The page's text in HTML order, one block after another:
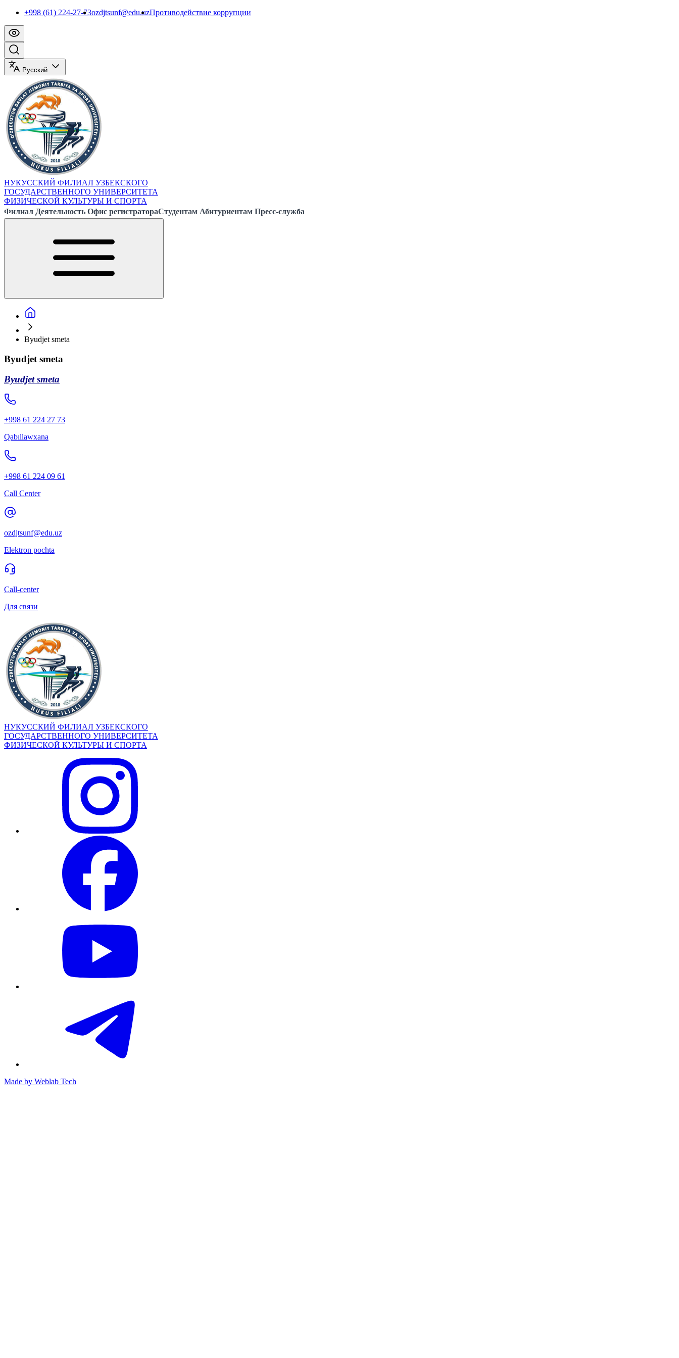
+998 (61) 224-27-73ozdjtsunf@edu.uzПротиводействие коррупции
Русский
НУКУССКИЙ ФИЛИАЛ УЗБЕКСКОГО
ГОСУДАРСТВЕННОГО УНИВЕРСИТЕТА
ФИЗИЧЕСКОЙ КУЛЬТУРЫ И СПОРТА
Филиал Деятельность Офис регистратораСтудентам Абитуриентам Пресс-служба
Byudjet smeta
Byudjet smeta
Byudjet smeta
+998 61 224 27 73
Qabıllawxana
+998 61 224 09 61
Call Center
ozdjtsunf@edu.uz
Elektron pochta
Call-center
Для связи
НУКУССКИЙ ФИЛИАЛ УЗБЕКСКОГО
ГОСУДАРСТВЕННОГО УНИВЕРСИТЕТА
ФИЗИЧЕСКОЙ КУЛЬТУРЫ И СПОРТА
Made by Weblab Tech